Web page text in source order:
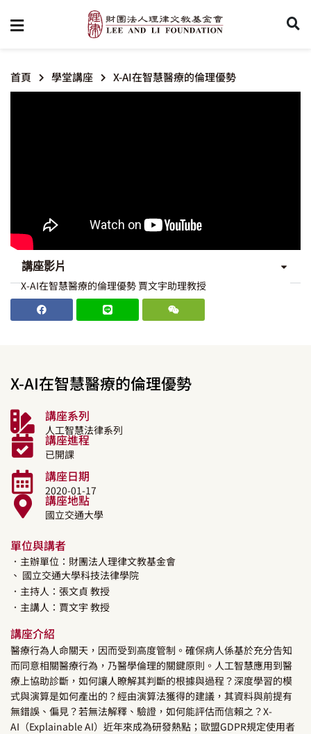
首頁 學堂講座 X-AI在智慧醫療的倫理優勢
講座影片
X-AI在智慧醫療的倫理優勢 賈文宇助理教授
X-AI在智慧醫療的倫理優勢
講座系列
人工智慧法律系列
講座進程
已開課
講座日期
2020-01-17
講座地點
國立交通大學
單位與講者
．主辦單位：財團法人理律文教基金會
、 國立交通大學科技法律學院
．主持人： 張文貞 教授
．主講人： 賈文宇 教授
講座介紹
醫療行為人命關天，因而受到高度管制。確保病人係基於充分告知
而同意相關醫療行為，乃醫學倫理的關鍵原則。人工智慧應用到醫
療上協助診斷，如何讓人瞭解其判斷的根據與過程？深度學習的模
式與演算是如何產出的？經由演算法獲得的建議，其資料與前提有
無錯誤、偏見？若無法解釋、驗證，如何能評估而信賴之？X-
AI（Explainable AI）近年來成為研發熱點；歐盟GDPR規定使用者